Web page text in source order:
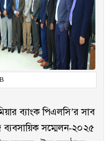
ব্যাংক পিএলসি’র সাব
ব্যবসায়িক সম্মেলন-২০২৫